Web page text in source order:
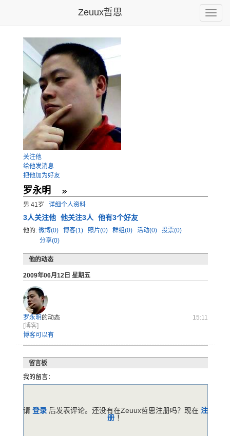
Toggle
Zeuux哲思
关注他
给他发消息
把他加为好友
罗永明
男 41岁 详细个人资料
3人关注他 他关注3人 他有3个好友
他的: 微博(0) 博客(1) 照片(0) 群组(0) 活动(0)
投票(0)
分享(0)
他的动态
2009年06月12日 星期五
罗永明的动态
15:11
[博客]
博客可以有
留言板
我的留言：
请 登录 后发表评论。还没有在Zeuux哲思注册吗？现在 注
册 ！